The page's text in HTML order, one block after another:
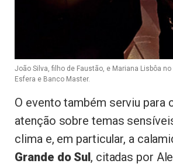
João Silva, filho de Faustão, e Mariana Lisbôa
Esfera e Banco Master.
O evento também serviu para
atenção sobre temas
clima e, em particular, a
Grande do Sul, citadas por